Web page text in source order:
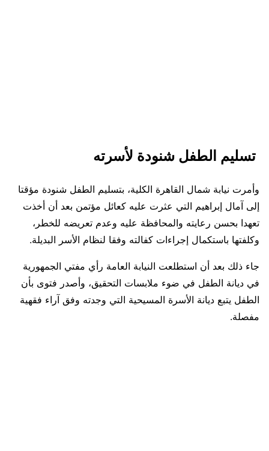
تسليم الطفل شنودة لأسرته
وأمرت نيابة شمال القاهرة الكلية، بتسليم الطفل شنودة مؤقتا
إلى آمال إبراهيم التي عثرت عليه كعائل مؤتمن بعد أن أخذت
تعهدا بحسن رعايته والمحافظة عليه وعدم تعريضه للخطر،
وكلفتها باستكمال إجراءات كفالته وفقا لنظام الأسر البديلة.
جاء ذلك بعد أن استطلعت النيابة العامة رأي مفتي الجمهورية
في ديانة الطفل في ضوء ملابسات التحقيق، وأصدر فتوى بأن
الطفل يتبع ديانة الأسرة المسيحية التي وجدته وفق آراء فقهية
مفصلة.